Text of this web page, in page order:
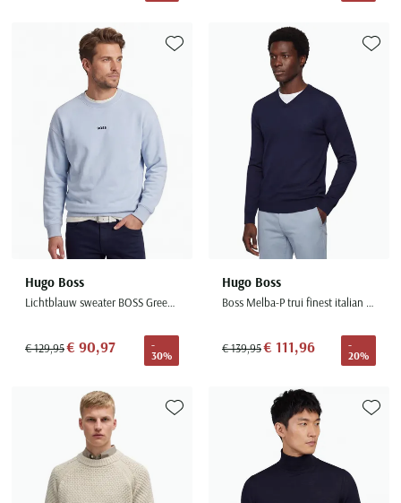
Hugo Boss
Lichtblauw sweater BOSS Green Stenson oversized fit effen
€ 129,95€ 90,97
-
30%
Toevoegen aan favorieten
Hugo Boss
Boss Melba-P trui finest italian yarn donkerblauw
€ 139,95€ 111,96
-
20%
Toevoegen aan favorieten